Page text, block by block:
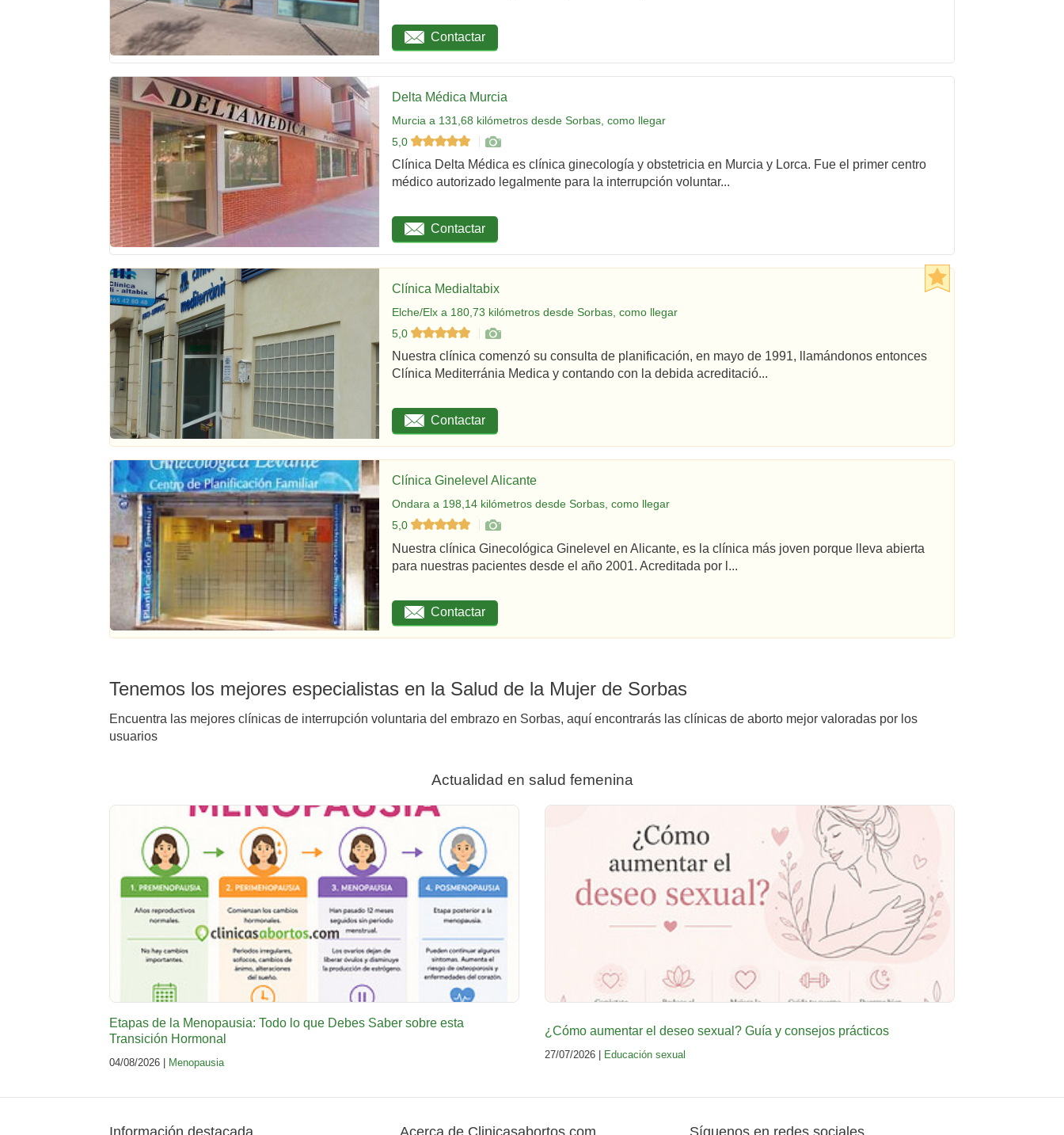
Contactar
Delta Médica Murcia
Murcia a 131,68 kilómetros desde Sorbas, como llegar
5,0
Clínica Delta Médica es clínica ginecología y obstetricia en Murcia y Lorca. Fue el primer centro
médico autorizado legalmente para la interrupción voluntar...
Contactar
Clínica Medialtabix
Elche/Elx a 180,73 kilómetros desde Sorbas, como llegar
5,0
Nuestra clínica comenzó su consulta de planificación, en mayo de 1991, llamándonos entonces
Clínica Mediterránia Medica y contando con la debida acreditació...
Contactar
Clínica Ginelevel Alicante
Ondara a 198,14 kilómetros desde Sorbas, como llegar
5,0
Nuestra clínica Ginecológica Ginelevel en Alicante, es la clínica más joven porque lleva abierta
para nuestras pacientes desde el año 2001. Acreditada por l...
Contactar
Tenemos los mejores especialistas en la Salud de la Mujer de Sorbas
Encuentra las mejores clínicas de interrupción voluntaria del embrazo en Sorbas, aquí encontrarás las clínicas de aborto mejor valoradas por los
usuarios
Actualidad en salud femenina
Etapas de la Menopausia: Todo lo que Debes Saber sobre esta
Transición Hormonal
04/08/2026 | Menopausia
¿Cómo aumentar el deseo sexual? Guía y consejos prácticos
27/07/2026 | Educación sexual